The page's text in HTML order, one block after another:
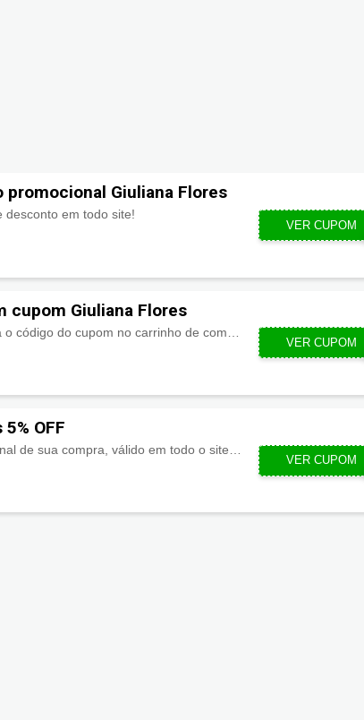
promocional Giuliana Flores
desconto em todo site!
VER CUPOM
cupom Giuliana Flores
VER CUPOM
OFF
sua compra, válido em todo o site Giuliana Flores ao utilizar esse cupom. Aproveite!
VER CUPOM